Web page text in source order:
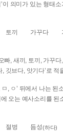
이 의미가 있는 형태
토끼 가꾸다
빠, 새끼, 토끼, 가꾸다
, 깃브다, 앗기다’로 적
, ㅇ’ 뒤에서 나는 된
에 오는 예사소리를 된
절벙 듬성(하다)